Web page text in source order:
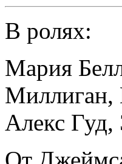
В ролях:
Мария
Миллиган,
Алекс Гуд,